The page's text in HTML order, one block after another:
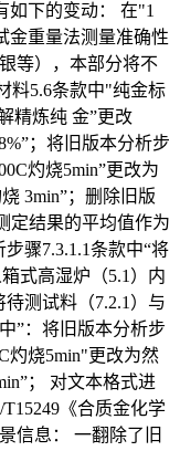
如下的变动： 在"1
金重量法测量准确性
等），本部分将不
料5.6条款中"纯金标
精炼纯 金”更改
；将旧版本分析步
灼烧5min”更改为
3min”；删除旧版
定结果的平均值作为
骤7.3.1.1条款中“将
式高湿炉（5.1）内
测试料（7.2.1）与
”：将旧版本分析步
灼烧5min"更改为然
； 对文本格式进
《合质金化学
信息： 一翻除了旧